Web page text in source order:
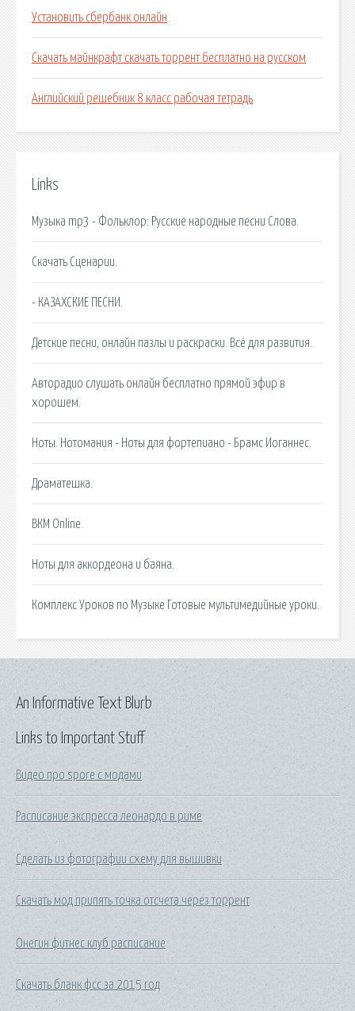
Установить сбербанк онлайн
Скачать майнкрафт скачать торрент бесплатно на русском
Английский решебник 8 класс рабочая тетрадь
Links
Музыка mp3 - Фольклор: Русские народные песни Слова.
Скачать Сценарии.
- КАЗАХСКИЕ ПЕСНИ.
Детские песни, онлайн пазлы и раскраски. Всё для развития.
Авторадио слушать онлайн бесплатно прямой эфир в
хорошем.
Ноты. Нотомания - Ноты для фортепиано - Брамс Иоганнес.
Драматешка.
ВКМ Online.
Ноты для аккордеона и баяна.
Комплекс Уроков по Музыке Готовые мультимедийные уроки.
Links to Important Stuff
Видео про spore с модами
Расписание экспресса леонардо в риме
Сделать из фотографии схему для вышивки
Скачать мод припять точка отсчета через торрент
Онегин фитнес клуб расписание
Скачать бланк фсс за 2015 год
An Informative Text Blurb